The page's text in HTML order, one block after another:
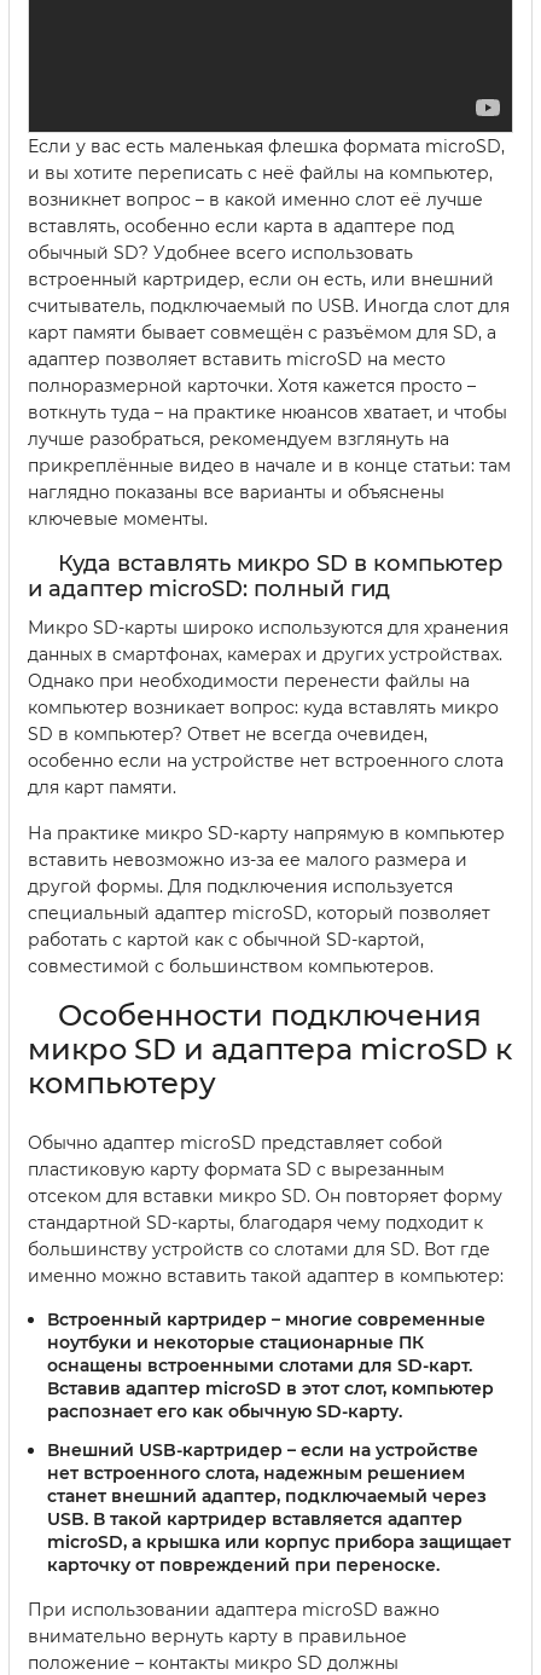
Если у вас есть маленькая флешка формата microSD,
и вы хотите переписать с неё файлы на компьютер,
возникнет вопрос – в какой именно слот её лучше
вставлять, особенно если карта в адаптере под
обычный SD? Удобнее всего использовать
встроенный картридер, если он есть, или внешний
считыватель, подключаемый по USB. Иногда слот для
карт памяти бывает совмещён с разъёмом для SD, а
адаптер позволяет вставить microSD на место
полноразмерной карточки. Хотя кажется просто –
воткнуть туда – на практике нюансов хватает, и чтобы
лучше разобраться, рекомендуем взглянуть на
прикреплённые видео в начале и в конце статьи: там
наглядно показаны все варианты и объяснены
ключевые моменты.
Куда вставлять микро SD в компьютер
и адаптер microSD: полный гид
Микро SD-карты широко используются для хранения
данных в смартфонах, камерах и других устройствах.
Однако при необходимости перенести файлы на
компьютер возникает вопрос: куда вставлять микро
SD в компьютер? Ответ не всегда очевиден,
особенно если на устройстве нет встроенного слота
для карт памяти.
На практике микро SD-карту напрямую в компьютер
вставить невозможно из-за ее малого размера и
другой формы. Для подключения используется
специальный адаптер microSD, который позволяет
работать с картой как с обычной SD-картой,
совместимой с большинством компьютеров.
Особенности подключения
микро SD и адаптера microSD к
компьютеру
Обычно адаптер microSD представляет собой
пластиковую карту формата SD с вырезанным
отсеком для вставки микро SD. Он повторяет форму
стандартной SD-карты, благодаря чему подходит к
большинству устройств со слотами для SD. Вот где
именно можно вставить такой адаптер в компьютер:
Встроенный картридер – многие современные
ноутбуки и некоторые стационарные ПК
оснащены встроенными слотами для SD-карт.
Вставив адаптер microSD в этот слот, компьютер
распознает его как обычную SD-карту.
Внешний USB-картридер – если на устройстве
нет встроенного слота, надежным решением
станет внешний адаптер, подключаемый через
USB. В такой картридер вставляется адаптер
microSD, а крышка или корпус прибора защищает
карточку от повреждений при переноске.
При использовании адаптера microSD важно
внимательно вернуть карту в правильное
положение – контакты микро SD должны